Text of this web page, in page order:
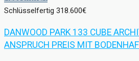
Schlüsselfertig 318.600€
DANWOOD PARK 133 CUBE
ANSPRUCH PREIS MIT